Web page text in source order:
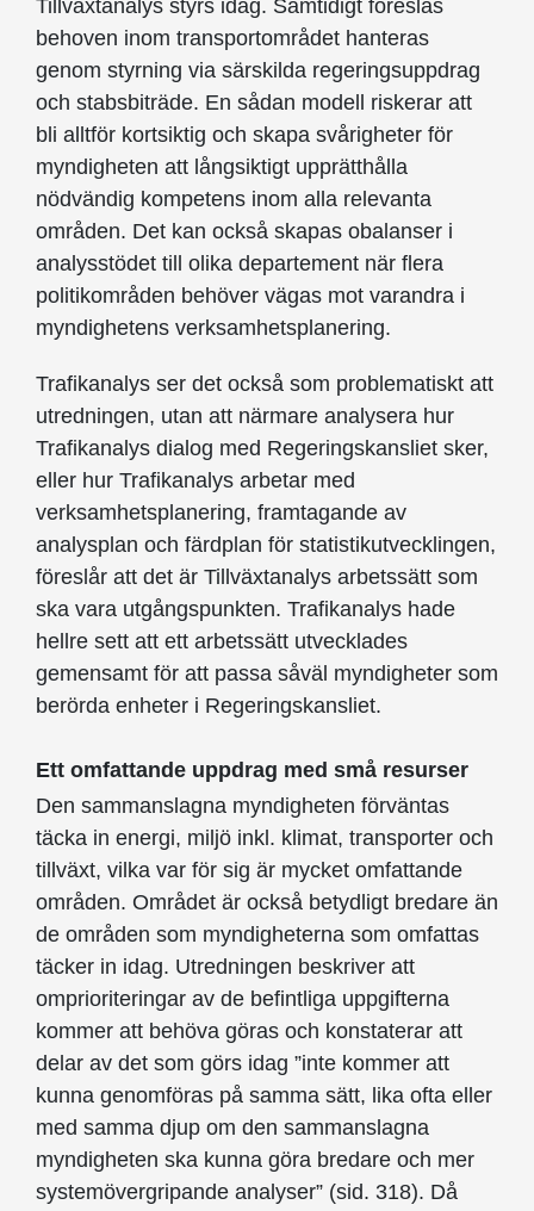
Tillväxtanalys styrs idag. Samtidigt föreslås
behoven inom transportområdet hanteras
genom styrning via särskilda regeringsuppdrag
och stabsbiträde. En sådan modell riskerar att
bli alltför kortsiktig och skapa svårigheter för
myndigheten att långsiktigt upprätthålla
nödvändig kompetens inom alla relevanta
områden. Det kan också skapas obalanser i
analysstödet till olika departement när flera
politikområden behöver vägas mot varandra i
myndighetens verksamhetsplanering.
Trafikanalys ser det också som problematiskt att
utredningen, utan att närmare analysera hur
Trafikanalys dialog med Regeringskansliet sker,
eller hur Trafikanalys arbetar med
verksamhetsplanering, framtagande av
analysplan och färdplan för statistikutvecklingen,
föreslår att det är Tillväxtanalys arbetssätt som
ska vara utgångspunkten. Trafikanalys hade
hellre sett att ett arbetssätt utvecklades
gemensamt för att passa såväl myndigheter som
berörda enheter i Regeringskansliet.
Ett omfattande uppdrag med små resurser
Den sammanslagna myndigheten förväntas
täcka in energi, miljö inkl. klimat, transporter och
tillväxt, vilka var för sig är mycket omfattande
områden. Området är också betydligt bredare än
de områden som myndigheterna som omfattas
täcker in idag. Utredningen beskriver att
omprioriteringar av de befintliga uppgifterna
kommer att behöva göras och konstaterar att
delar av det som görs idag ”inte kommer att
kunna genomföras på samma sätt, lika ofta eller
med samma djup om den sammanslagna
myndigheten ska kunna göra bredare och mer
systemövergripande analyser” (sid. 318). Då